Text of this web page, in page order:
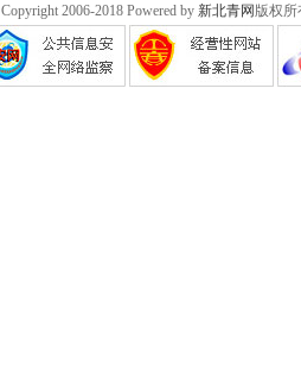
Copyright 2006-2018 Powered by 新北青网 版权